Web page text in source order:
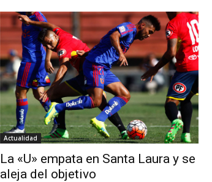
Actualidad
La «U» empata en Santa Laura y se
aleja del objetivo